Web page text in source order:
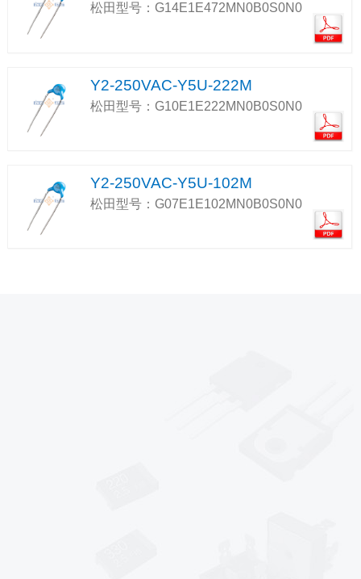
松田型号：G14E1E472MN0B0S0N0
Y2-250VAC-Y5U-222M
松田型号：G10E1E222MN0B0S0N0
Y2-250VAC-Y5U-102M
松田型号：G07E1E102MN0B0S0N0